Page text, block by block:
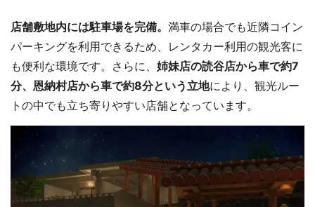
店舗敷地内には駐車場を完備。 満車の場合でも近隣コイン
パーキングを利用できるため、レンタカー利用の観光客に
も便利な環境です。さらに、 姉妹店の読谷店から車で約7
分、恩納村店から車で約8分という立地により、観光ルー
トの中でも立ち寄りやすい店舗となっています。